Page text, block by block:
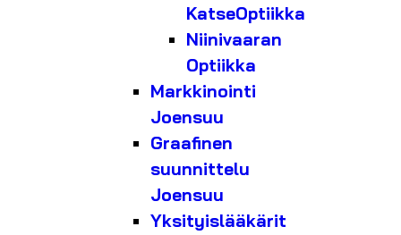
KatseOptiikka
Niinivaaran
Optiikka
Markkinointi
Joensuu
Graafinen
suunnittelu
Joensuu
Yksityislääkärit